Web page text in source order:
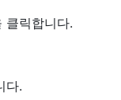
클릭합니다.
다.